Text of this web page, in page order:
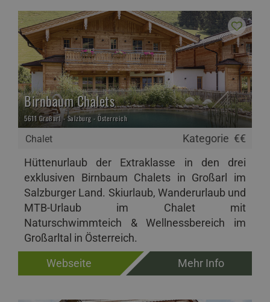
Chalet
Birnbaum Chalets
5611 Großarl - Salzburg - Österreich
Kategorie €€
Hüttenurlaub der Extraklasse in den drei
exklusiven Birnbaum Chalets in Großarl im
Salzburger Land. Skiurlaub, Wanderurlaub und
MTB-Urlaub im Chalet mit
Naturschwimmteich & Wellnessbereich im
Großarltal in Österreich.
Webseite
Mehr Info